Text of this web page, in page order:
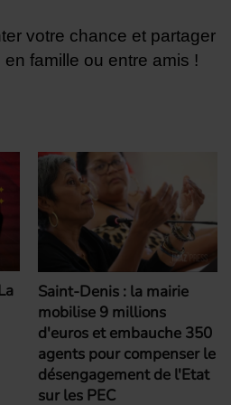
votre chance et partager
famille ou entre amis !
Saint-Denis : la mairie
mobilise 9 millions
d'euros et embauche 350
agents pour compenser le
désengagement de l'Etat
sur les PEC